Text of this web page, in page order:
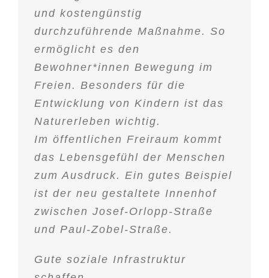
und kostengünstig
durchzuführende Maßnahme. So
ermöglicht es den
Bewohner*innen Bewegung im
Freien. Besonders für die
Entwicklung von Kindern ist das
Naturerleben wichtig.
Im öffentlichen Freiraum kommt
das Lebensgefühl der Menschen
zum Ausdruck. Ein gutes Beispiel
ist der neu gestaltete Innenhof
zwischen Josef-Orlopp-Straße
und Paul-Zobel-Straße.
Gute soziale Infrastruktur